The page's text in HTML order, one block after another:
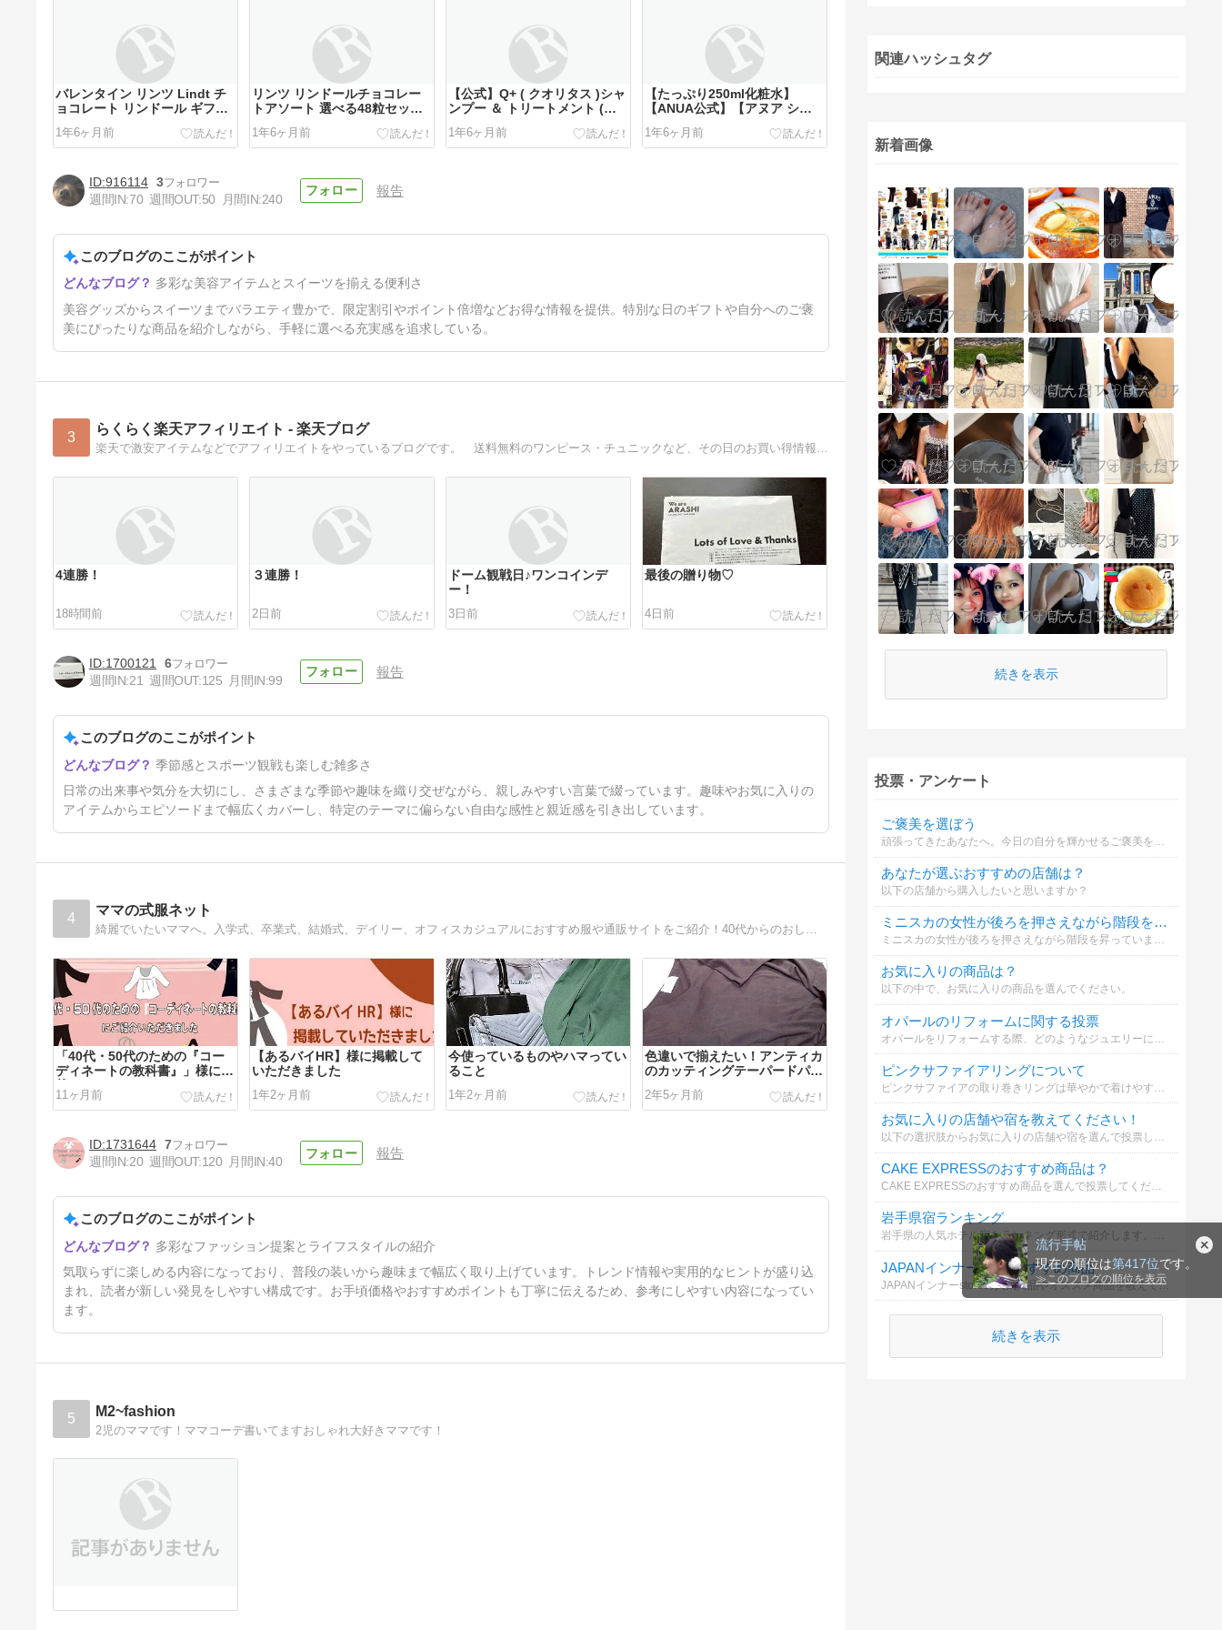
流行手帖
現在の順位は第417位です。
≫ このブログの順位を表示
バレンタイン リンツ Lindt チ
ョコレート リンドール ギフト
1年6ヶ月前
リンツ リンドールチョコレー
トアソート 選べる48粒セッ
詰…
1年6ヶ月前
【公式】Q+ ( クオリタス )シャ
ンプー ＆ トリートメント (
1年6ヶ月前
【たっぷり250ml化粧水】
【ANUA公式】【アヌア シン
水単品（…
1年6ヶ月前
【P10倍! 2/4 9:59迄】◆ 約
100×192／約100×200
1年6ヶ月前
916114 3
週間IN:70 週間OUT:50 月間IN:240
報告
このブログのここがポイント
多彩な美容アイテムとスイーツを揃える便利さ
美容グッズからスイーツまでバラエティ豊かで、限定割引やポイント倍増などお得な情報を提供。特別な日のギフトや自分へのご褒
美にぴったりな商品を紹介しながら、手軽に選べる充実感を追求している。
3 らくらく楽天アフィリエイト - 楽天ブログ
楽天で激安アイテムなどでアフィリエイトをやっているブログです。 送料無料のワンピース・チュニックなど、その日のお買い得情報を毎日更新しています。
4連勝！
18時間前
３連勝！
2日前
ドーム観戦日♪ワンコインデ
ー！
3日前
最後の贈り物♡
4日前
勝つのみ！
5日前
1700121
6
週間IN:21 週間OUT:125 月間IN:99
報告
このブログのここがポイント
季節感とスポーツ観戦も楽しむ雑多さ
日常の出来事や気分を大切にし、さまざまな季節や趣味を織り交ぜながら、親しみやすい言葉で綴っています。趣味やお気に入りの
アイテムからエピソードまで幅広くカバーし、特定のテーマに偏らない自由な感性と親近感を引き出しています。
4 ママの式服ネット
綺麗でいたいママへ。入学式、卒業式、結婚式、デイリー、オフィスカジュアルにおすすめ服や通販サイトをご紹介！40代からのおしゃれを応援♪
「40代・50代のための『コー
ディネートの教科書』」様に掲
載していただきました
11ヶ月前
【あるバイHR】様に掲載して
いただきました
1年2ヶ月前
今使っているものやハマってい
ること
1年2ヶ月前
色違いで揃えたい！アンティカ
のカッティングテーパードパン
2年5ヶ月前
kinarinaで牛柄トートバッグ買
いました
4年前
1731644 7
週間IN:20 週間OUT:120 月間IN:40
報告
このブログのここがポイント
多彩なファッション提案とライフスタイルの紹介
気取らずに楽しめる内容になっており、普段の装いから趣味まで幅広く取り上げています。トレンド情報や実用的なヒントが盛り込
まれ、読者が新しい発見をしやすい構成です。お手頃価格やおすすめポイントも丁寧に伝えるため、参考にしやすい内容になってい
ます。
5 M2~fashion
2児のママです！ママコーデ書いてますおしゃれ大好きママです！
関連ハッシュタグ
新着画像
続きを表示
投票・アンケート
ご褒美を選ぼう
頑張ってきたあなたへ。今日の自分を輝かせるご褒美を選んでください
あなたが選ぶおすすめの店舗は？
以下の店舗から購入したいと思いますか？
ミニスカの女性が後ろを押さえながら階段を昇っていた。あなたはどう思う？
ミニスカの女性が後ろを押さえながら階段を昇っていました。このような光景を見た場合、あなたはどのように思いますか？まあ、その女性にもそれなりの事情があると思いますが。
お気に入りの商品は？
以下の中で、お気に入りの商品を選んでください。
オパールのリフォームに関する投票
ピンクサファイアリングについて
ピンクサファイアの取り巻きリングは華やかで着けやすい。春のイベントにぴったり。リング枠のリフォームも可能。ご希望に合わせたカスタマイズも可能ですか？
お気に入りの店舗や宿を教えてください！
以下の選択肢からお気に入りの店舗や宿を選んで投票してください
CAKE EXPRESSのおすすめ商品は？
CAKE EXPRESSのおすすめ商品を選んで投票してください！
岩手県宿ランキング
岩手県の人気ホテル宿をランキング形式で紹介します。おすすめの宿選びに参考にしてみてください！
JAPANインナーstore おすすめ商品
JAPANインナーstoreの人気商品やオススメ商品を教えてください！
続きを表示